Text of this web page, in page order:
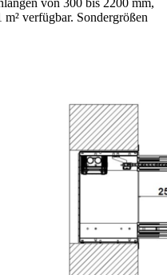
von 300 bis 2200 mm,
verfügbar. Sondergrößen